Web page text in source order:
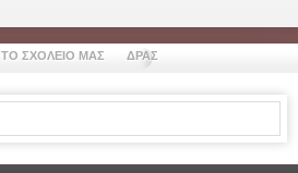
ΤΟ ΣΧΟΛΕΙΟ ΜΑΣ ΔΡΑΣΤΗΡΙΟΤΗΤΕΣ